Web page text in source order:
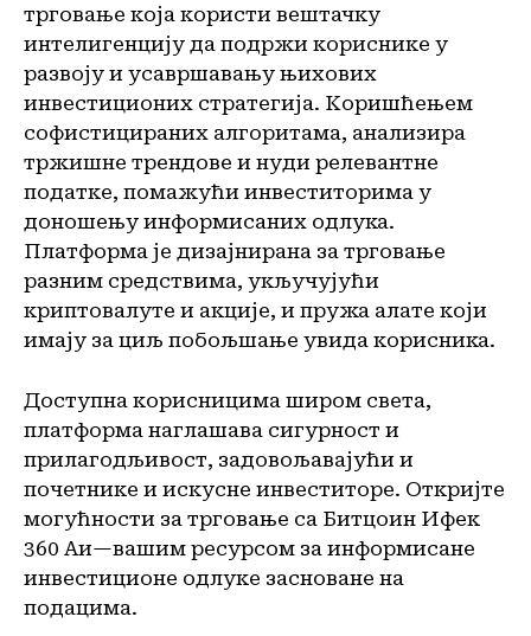
трговање која користи вештачку
интелигенцију да подржи кориснике у
развоју и усавршавању њихових
инвестиционих стратегија. Коришћењем
софистицираних алгоритама, анализира
тржишне трендове и нуди релевантне
податке, помажући инвеститорима у
доношењу информисаних одлука.
Платформа је дизајнирана за трговање
разним средствима, укључујући
криптовалуте и акције, и пружа алате који
имају за циљ побољшање увида корисника.
Доступна корисницима широм света,
платформа наглашава сигурност и
прилагодљивост, задовољавајући и
почетнике и искусне инвеститоре. Откријте
могућности за трговање са Битцоин Ифек
360 Аи—вашим ресурсом за информисане
инвестиционе одлуке засноване на
подацима.